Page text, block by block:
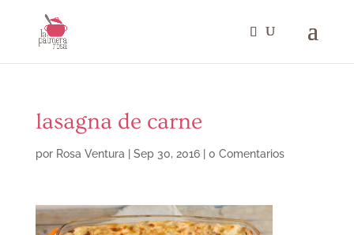
lasagna de carne
por Rosa Ventura Sep 30, 2016| 0 Comentarios